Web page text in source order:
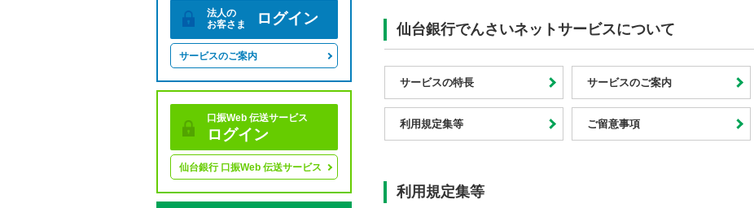
仙台銀行でんさいネットサービスについて
サービスの特長 サービスのご案内
利用規定集等 ご留意事項
利用規定集等
法人の
お客さま
ログイン
サービスのご案内
口振Web 伝送サービス
ログイン
仙台銀行 口振Web 伝送サービス